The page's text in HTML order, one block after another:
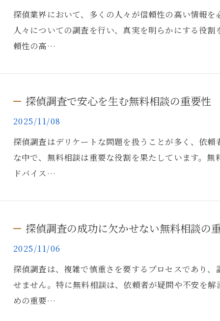
探偵業界において、多くの人々が信頼性の高い情報
人々についての調査を行い、真実を明らかにする役
頼性の高…
探偵調査で安心を生む無料相談の重要性
2025/11/08
探偵調査はデリケートな問題を扱うことが多く、依
な中で、無料相談は重要な役割を果たしています。
ドバイス…
探偵調査の成功に欠かせない無料相談の
2025/11/06
探偵調査は、複雑で慎重さを要するプロセスであり
せません。特に無料相談は、依頼者が疑問や不安を
めの重要…